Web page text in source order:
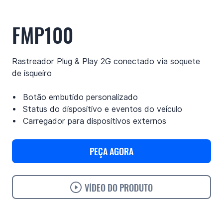
FMP100
Rastreador Plug & Play 2G conectado via soquete
de isqueiro
Botão embutido personalizado
Status do dispositivo e eventos do veículo
Carregador para dispositivos externos
PEÇA AGORA
VÍDEO DO PRODUTO